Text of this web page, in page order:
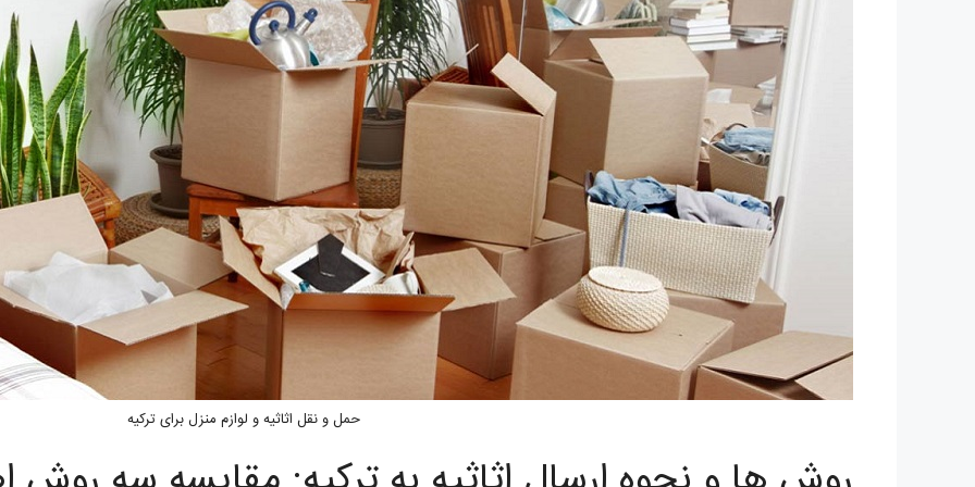
حمل و نقل اثاثیه و لوازم منزل برای ترکیه